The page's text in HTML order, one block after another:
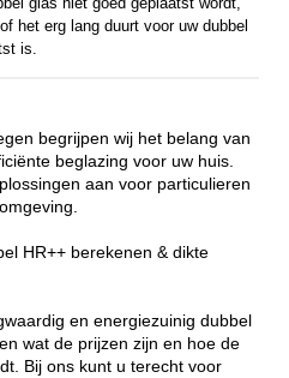
het erg lang duurt voor uw dubbel
is.
begrijpen wij het belang van
beglazing voor uw huis.
aan voor particulieren
HR++ berekenen & dikte
en energiezuinig dubbel
wat de prijzen zijn en hoe de
Bij ons kunt u terecht voor